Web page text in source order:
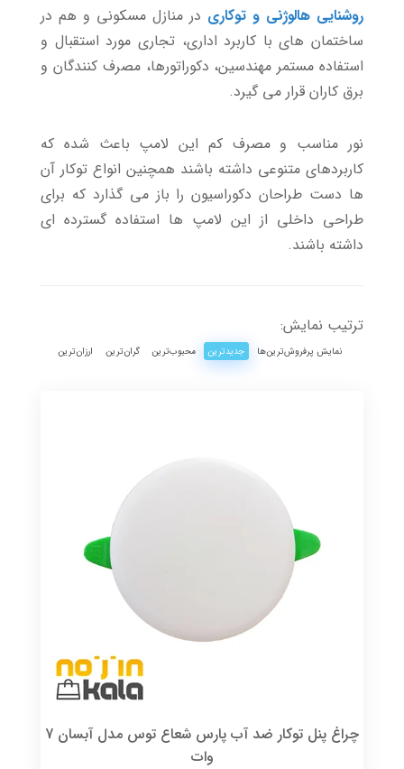
روشنایی هالوژنی و توکاری در منازل مسکونی و هم در
ساختمان های با کاربرد اداری، تجاری مورد استقبال و
استفاده مستمر مهندسین، دکوراتورها، مصرف کنندگان و
برق کاران قرار می گیرد.
نور مناسب و مصرف کم این لامپ باعث شده که
کاربردهای متنوعی داشته باشند همچنین انواع توکار آن
ها دست طراحان دکوراسیون را باز می گذارد که برای
طراحی داخلی از این لامپ ها استفاده گسترده ای
داشته باشند.
ترتیب نمایش:
نمایش پرفروش‌ترین‌ها جدیدترین محبوب‌ترین گران‌ترین ارزان‌ترین
چراغ پنل توکار ضد آب پارس شعاع توس مدل آبسان 7
وات